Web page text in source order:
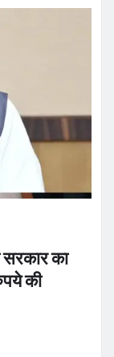
सरकार का
की